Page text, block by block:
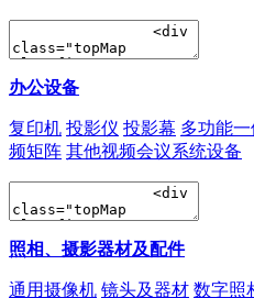
办公设备
复印机 投影仪 投影幕 多功能
频矩阵 其他视频会议系统设备
照相、摄影器材及配件
通用摄像机 镜头及器材 数字照